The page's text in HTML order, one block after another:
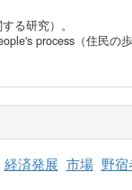
る研究）。
process（住民の
経済発展 市場 野宿